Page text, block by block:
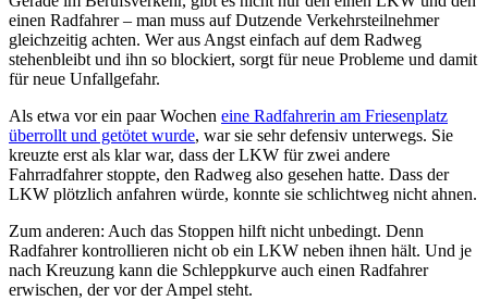
einen Radfahrer – man muss auf Dutzende Verkehrsteilnehmer
gleichzeitig achten. Wer aus Angst einfach auf dem Radweg
stehenbleibt und ihn so blockiert, sorgt für neue Probleme und damit
für neue Unfallgefahr.
Als etwa vor ein paar Wochen eine Radfahrerin am Friesenplatz
überrollt und getötet wurde, war sie sehr defensiv unterwegs. Sie
kreuzte erst als klar war, dass der LKW für zwei andere
Fahrradfahrer stoppte, den Radweg also gesehen hatte. Dass der
LKW plötzlich anfahren würde, konnte sie schlichtweg nicht ahnen.
Zum anderen: Auch das Stoppen hilft nicht unbedingt. Denn
Radfahrer kontrollieren nicht ob ein LKW neben ihnen hält. Und je
nach Kreuzung kann die Schleppkurve auch einen Radfahrer
erwischen, der vor der Ampel steht.